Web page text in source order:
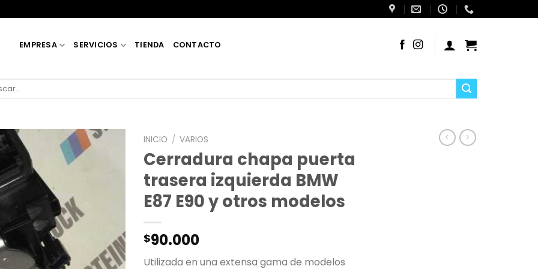
EMPRESA SERVICIOS TIENDA CONTACTO
INICIO / VARIOS
Cerradura chapa puerta
trasera izquierda BMW
E87 E90 y otros modelos
$90.000
Utilizada en una extensa gama de modelos